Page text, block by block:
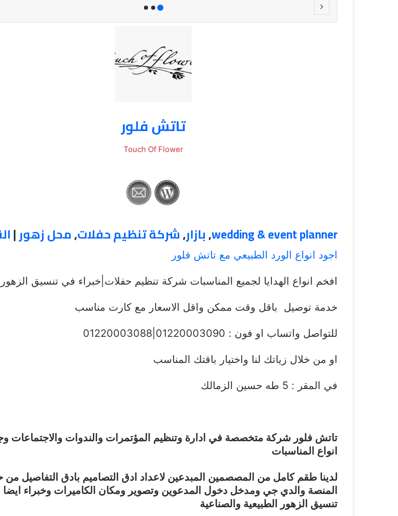
تاتش فلور
Touch Of Flower
wedding & event planner
,بازار,شركة تنظيم حفلات,محل زهور|
اجود انواع الورد الطبيعي مع تاتش فلور
افخم انواع الهدايا لجميع المناسبات شركة تنظيم حفلات|خبراء في تنسيق الزهور
خدمة توصيل باقل وقت ممكن واقل الاسعار مع كارت مناسب
للتواصل واتساب او فون : 01220003090|01220003088
او من خلال زياتك لنا واختيار باقتك المناسب
في المقر : 5 طه حسين الزمالك
تاتش فلور شركة متخصصة في ادارة وتنظيم المؤتمرات والندوات والاجتماعات
انواع المناسبات
لدينا طقم كامل من المصصمين المبدعين لاعداد ادق التصاميم بادق التفاصيل
المنصة والدي جي ومدخل دخول المدعوين وتصوير ومكان الكاميرات وخبراء
تنسيق الزهور الطبيعية والصناعية
ح
قناة للسياحة دوت كوم – عروض
الفنادق
ا عروض شركات النقل